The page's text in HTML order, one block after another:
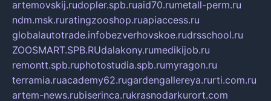
artemovskij.rudopler.spb.ruaid70.rumetall-perm.ru
ndm.msk.ruratingzooshop.ruapiaccess.ru
globalautotrade.infobezverhovskoe.rudrsschool.ru
ZOOSMART.SPB.RUdalakony.rumedikijob.ru
remontt.spb.ruphotostudia.spb.rumyragon.ru
terramia.ruacademy62.rugardengallereya.rurti.com.ru
artem-news.rubiserinca.rukrasnodarkurort.com